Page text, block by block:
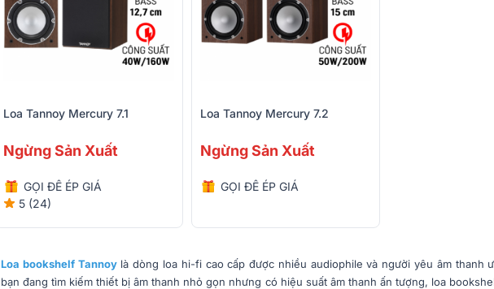
Loa Tannoy Mercury 7.1
Ngừng Sản Xuất
GỌI ĐỂ ÉP GIÁ
5 (24)
Loa Tannoy Mercury 7.2
Ngừng Sản Xuất
GỌI ĐỂ ÉP GIÁ
Loa bookshelf Tannoylà dòng loa hi-fi cao cấp được nhiều audiophile và người yêu âm thanh
bạn đang tìm kiếm thiết bị âm thanh nhỏ gọn nhưng có hiệu suất âm thanh ấn tượng, loa